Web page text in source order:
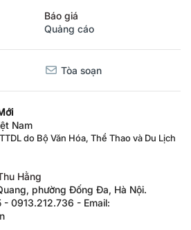
Báo giá
Quảng cáo
Tòa soạn
Nam
do Bộ Văn Hóa, Thể Thao và Du Lịch
Hằng
phường Đống Đa, Hà Nội.
0913.212.736 - Email: